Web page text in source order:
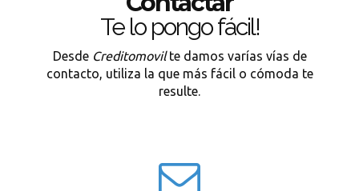
Te lo pongo fácil!
Desde Creditomovilte damos varías vías de
contacto, utiliza la que más fácil o cómoda te
resulte.